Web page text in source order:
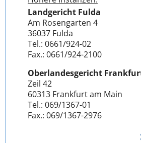
Landgericht Fulda
Am Rosengarten 4
36037 Fulda
Tel.: 0661/924-02
Fax.: 0661/924-2100
Oberlandesgericht
Zeil 42
60313 Frankfurt am Main
Tel.: 069/1367-01
Fax.: 069/1367-2976